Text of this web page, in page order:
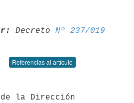
Decreto Nº 237/019
Referencias al artículo